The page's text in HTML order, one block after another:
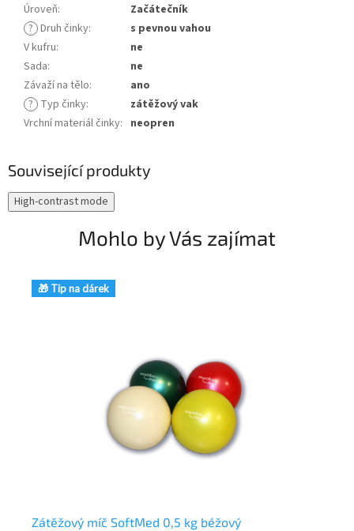
Úroveň:
Začátečník
? Druh činky:
s pevnou vahou
V kufru:
ne
Sada:
ne
Závaží na tělo:
ano
? Typ činky:
zátěžový vak
Vrchní materiál činky: neopren
Související produkty
High-contrast mode
Mohlo by Vás zajímat
🎁 Tip na dárek
Zátěžový míč SoftMed 0,5 kg béžový